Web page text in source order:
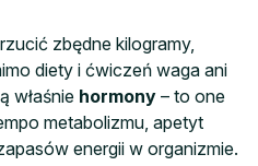
zbędne kilogramy,
diety i ćwiczeń waga ani
właśnie hormony – to one
metabolizmu, apetyt
energii w organizmie.